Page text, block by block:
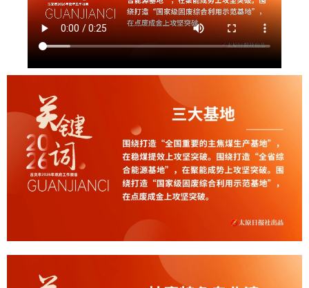
太原日报 太原晚报 热评 社区